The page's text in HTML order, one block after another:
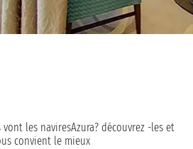
les naviresAzura? découvrez -les et
convient le mieux